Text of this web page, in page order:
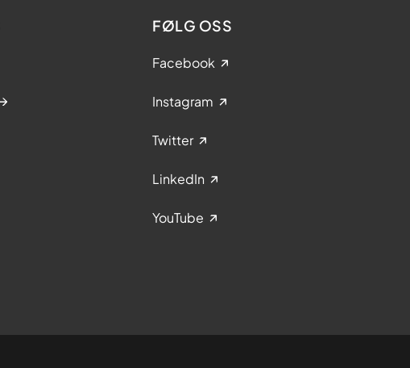
FØLG OSS
Facebook
Instagram
Twitter
LinkedIn
YouTube